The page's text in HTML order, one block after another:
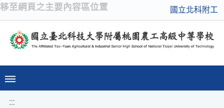
移至網頁之主要內容區位置 國立北科附工
:::